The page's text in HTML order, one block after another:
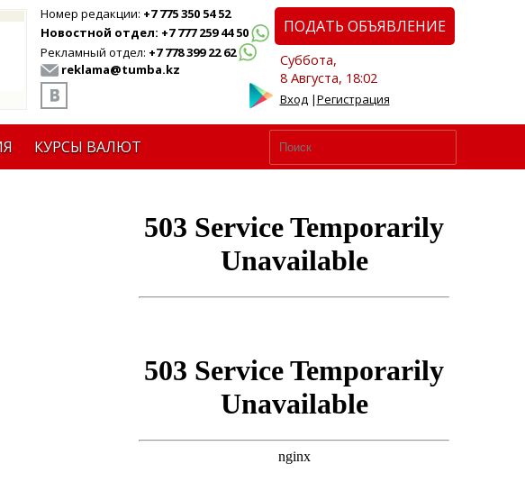
Номер редакции: +7 775 350 54 52
Новостной отдел: +7 777 259 44 50
Рекламный отдел: +7 778 399 22 62
reklama@tumba.kz
ПОДАТЬ ОБЪЯВЛЕНИЕ
Суббота,
8 Августа, 18:02
Вход|Регистрация
КУРСЫ ВАЛЮТ